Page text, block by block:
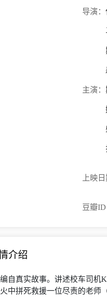
导演：
主演：
上映
豆瓣
介绍
自真实故事。讲述校车司机
中拼死救援一位尽责的老师